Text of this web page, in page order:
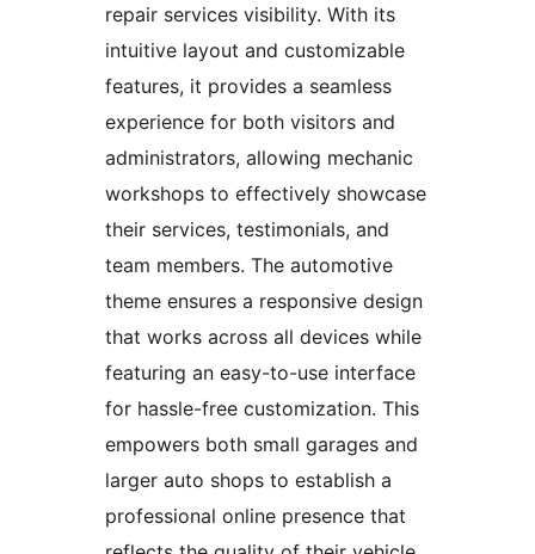
repair services visibility. With its
intuitive layout and customizable
features, it provides a seamless
experience for both visitors and
administrators, allowing mechanic
workshops to effectively showcase
their services, testimonials, and
team members. The automotive
theme ensures a responsive design
that works across all devices while
featuring an easy-to-use interface
for hassle-free customization. This
empowers both small garages and
larger auto shops to establish a
professional online presence that